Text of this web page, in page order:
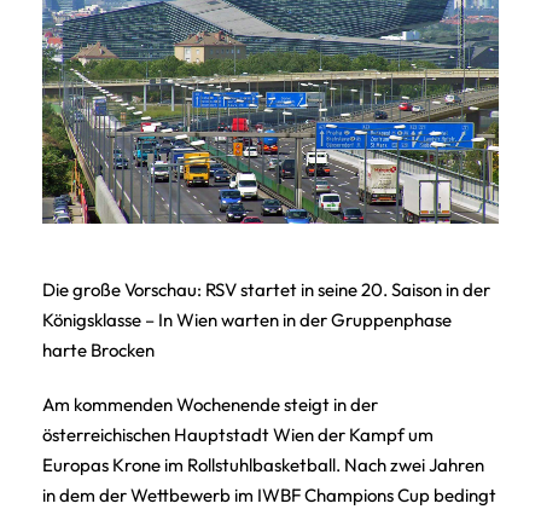
Die große Vorschau: RSV startet in seine 20. Saison in der
Königsklasse – In Wien warten in der Gruppenphase
harte Brocken
Am kommenden Wochenende steigt in der
österreichischen Hauptstadt Wien der Kampf um
Europas Krone im Rollstuhlbasketball. Nach zwei Jahren
in dem der Wettbewerb im IWBF Champions Cup bedingt